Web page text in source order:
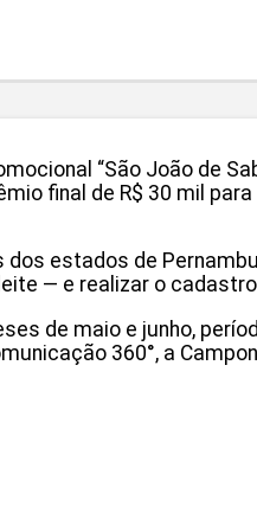
“São João de
final de R$ 30 mil
estados de
— e realizar o
de maio e junho,
360°, a